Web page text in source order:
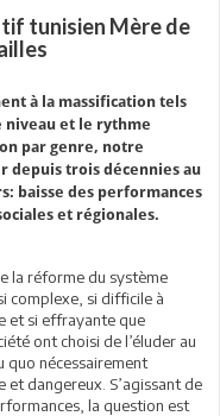
tunisien Mère de
à la massification tels
niveau et le rythme
par genre, notre
depuis trois décennies au
baisse des performances
et régionales.
la réforme du système
complexe, si difficile à
et si effrayante que
ont choisi de l’éluder au
quo nécessairement
et dangereux. S’agissant de
la question est